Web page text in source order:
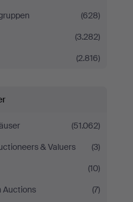
(628)
(3.282)
(2.816)
(51.062)
& Valuers
(3)
(10)
Auctions
(7)